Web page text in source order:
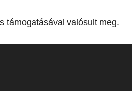
támogatásával valósult meg.